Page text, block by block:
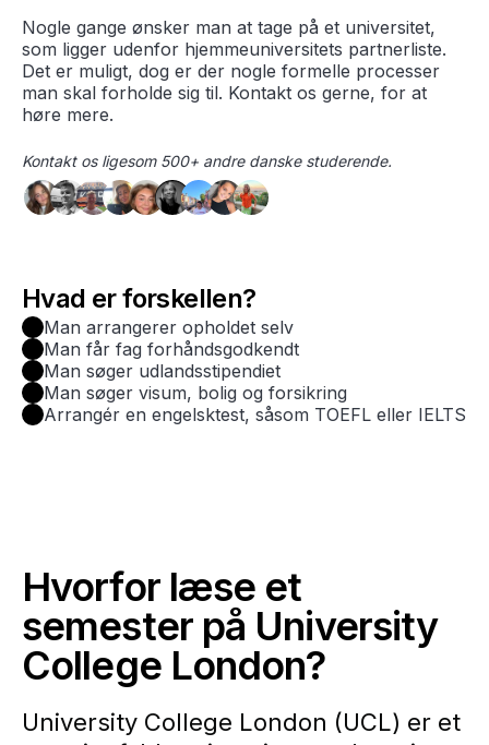
Nogle gange ønsker man at tage på et universitet,
som ligger udenfor hjemmeuniversitets partnerliste.
Det er muligt, dog er der nogle formelle processer
man skal forholde sig til. Kontakt os gerne, for at
høre mere.
Kontakt os ligesom 500+ andre danske studerende.
Hvad er forskellen?
Man arrangerer opholdet selv
Man får fag forhåndsgodkendt
Man søger udlandsstipendiet
Man søger visum, bolig og forsikring
Arrangér en engelsktest, såsom TOEFL eller IELTS
Hvorfor læse et
semester på University
College London?
University College London (UCL) er et